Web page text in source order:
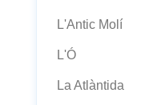
L'Antic Molí
L'Ó
La Atlàntida